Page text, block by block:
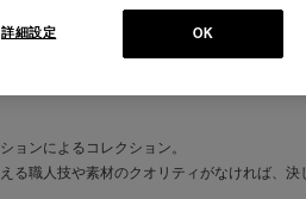
ョンによるコレクション。
る職人技や素材のクオリティがなければ、決
OK
詳細設定